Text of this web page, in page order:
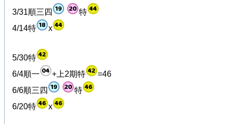
3/31順三四
特
4/14特
x
5/30特
6/4順一
+上2期特
=46
6/6順三四
特
6/20特
x